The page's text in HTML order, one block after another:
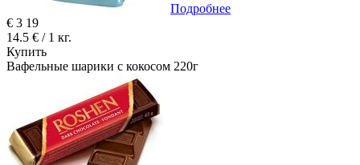
Подробнее
€ 3 19
14.5 € / 1 кг.
Купить
Вафельные шарики с кокосом 220г